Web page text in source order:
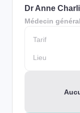
Dr Anne
Médecin
Tarif
Lieu